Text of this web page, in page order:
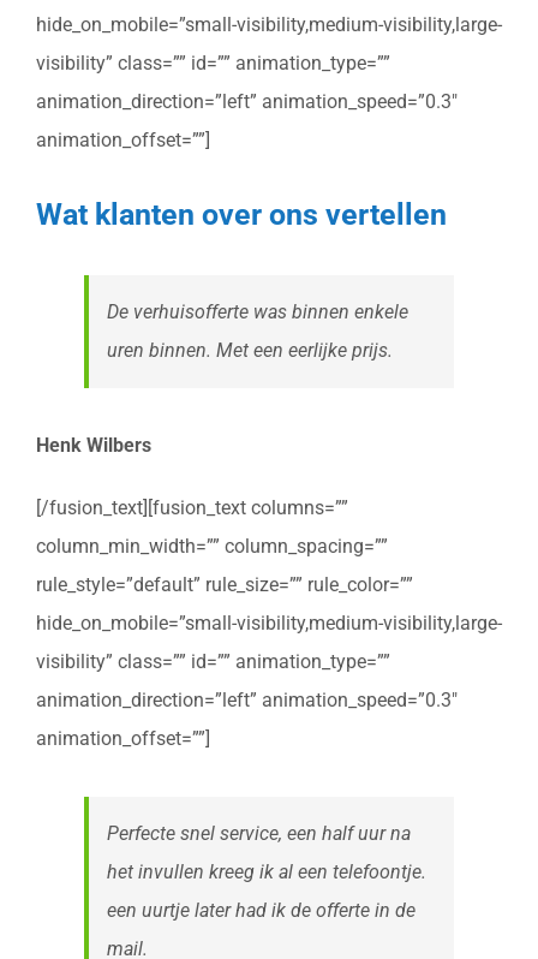
hide_on_mobile=”small-visibility,medium-visibility,large-
visibility” class=”” id=”” animation_type=””
animation_direction=”left” animation_speed=”0.3″
animation_offset=””]
Wat klanten over ons vertellen
De verhuisofferte was binnen enkele
uren binnen. Met een eerlijke prijs.
Henk Wilbers
[/fusion_text][fusion_text columns=””
column_min_width=”” column_spacing=””
rule_style=”default” rule_size=”” rule_color=””
hide_on_mobile=”small-visibility,medium-visibility,large-
visibility” class=”” id=”” animation_type=””
animation_direction=”left” animation_speed=”0.3″
animation_offset=””]
Perfecte snel service, een half uur na
het invullen kreeg ik al een telefoontje.
een uurtje later had ik de offerte in de
mail.